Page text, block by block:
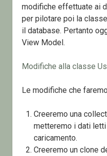
modifiche effettuate ai
per pilotare poi la
il database. Pertanto
View Model.
Modifiche alla classe
Le modifiche che
Creeremo una
metteremo i dati
caricamento.
Creeremo un clone